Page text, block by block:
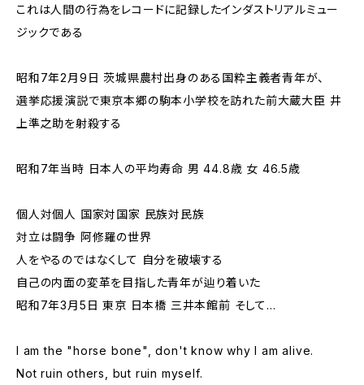
これは人間の行為をレコードに記録したインダストリアルミュー
ジックである
昭和7年2月9日 茨城県農村出身のある国粋主義者青年が、
選挙応援演説で東京本郷の駒本小学校を訪れた前大蔵大臣 井
上準之助を射殺する
昭和7年当時 日本人の平均寿命 男 44.8歳 女 46.5歳
個人対個人 国家対国家 民族対民族
対立は闘争 阿修羅の世界
人をやるのではなくして 自分を破壊する
自己の内面の変革を目指した青年が辿り着いた
昭和7年3月5日 東京 日本橋 三井本館前 そして…
I am the "horse bone", don't know why I am alive.
Not ruin others, but ruin myself.